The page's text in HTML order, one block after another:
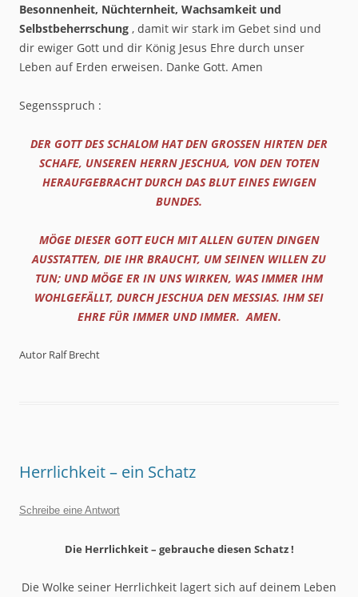
Besonnenheit, Nüchternheit, Wachsamkeit und
Selbstbeherrschung , damit wir stark im Gebet sind und
dir ewiger Gott und dir König Jesus Ehre durch unser
Leben auf Erden erweisen. Danke Gott. Amen
Segensspruch :
DER GOTT DES SCHALOM HAT DEN GROSSEN HIRTEN DER S
CHAFE, UNSEREN HERRN JESCHUA, VON DEN TOTEN H
ERAUFGEBRACHT DURCH DAS BLUT EINES EWIGEN B
UNDES.
MÖGE DIESER GOTT EUCH MIT ALLEN GUTEN DINGEN
AUSSTATTEN, DIE IHR BRAUCHT, UM SEINEN WILLEN ZU
TUN; UND MÖGE ER IN UNS WIRKEN, WAS IMMER IHM
WOHLGEFÄLLT, DURCH JESCHUA DEN MESSIAS. IHM SEI
EHRE FÜR IMMER UND IMMER. AMEN.
Autor Ralf Brecht
Herrlichkeit – ein Schatz
Schreibe eine Antwort
Die Herrlichkeit – gebrauche diesen Schatz !
Die Wolke seiner Herrlichkeit lagert sich auf deinem Leben